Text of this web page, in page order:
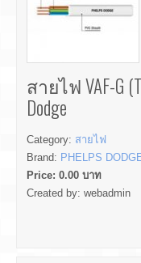
สายไฟ VAF-G
Dodge
Category: สายไฟ
Brand: PHELPS
Price: 0.00 บาท
Created by: webadmin